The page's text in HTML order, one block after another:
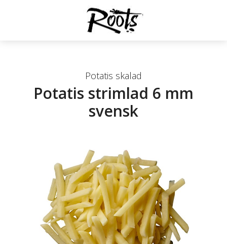
Potatis skalad
Potatis strimlad 6 mm
svensk